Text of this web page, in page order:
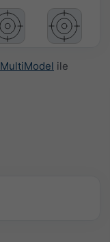
MultiModel ile